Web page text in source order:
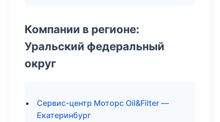
Компании в регионе:
Уральский федеральный
округ
Сервис-центр Моторс Oil&Filter —
Екатеринбург